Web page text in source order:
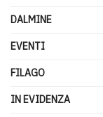
DALMINE
EVENTI
FILAGO
IN EVIDENZA